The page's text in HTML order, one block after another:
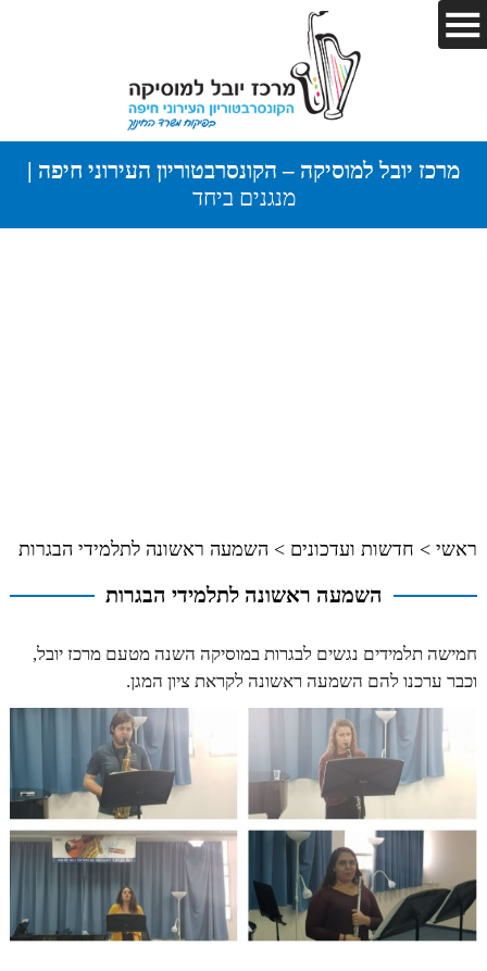
מרכז יובל למוסיקה – הקונסרבטוריון העירוני חיפה |
מנגנים ביחד
ראשי> חדשות ועדכונים > השמעה ראשונה לתלמידי הבגרות
השמעה ראשונה לתלמידי הבגרות
חמישה תלמידים נגשים לבגרות במוסיקה השנה מטעם מרכז יובל,
וכבר ערכנו להם השמעה ראשונה לקראת ציון המגן.